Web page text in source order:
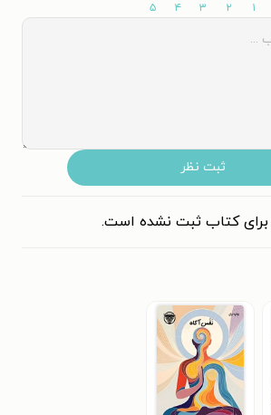
۱ ۲ ۳ ۴ ۵
ثبت نظر
کتاب ثبت نشده است.